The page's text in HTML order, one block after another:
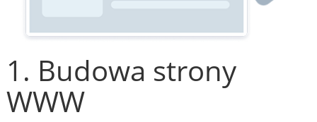
1. Budowa strony
WWW